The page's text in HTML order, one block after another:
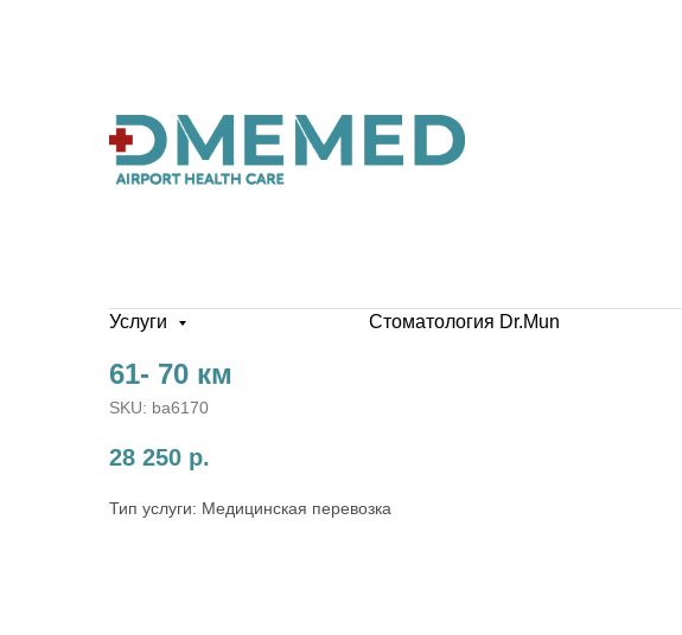
Услуги Стоматология Dr.Mun
61- 70 км
SKU: ba6170
28 250 р.
Тип услуги: Медицинская перевозка